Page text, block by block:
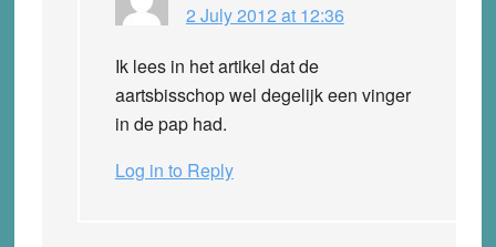
2 July 2012 at 12:36
Ik lees in het artikel dat de
aartsbisschop wel degelijk een vinger
in de pap had.
Log in to Reply